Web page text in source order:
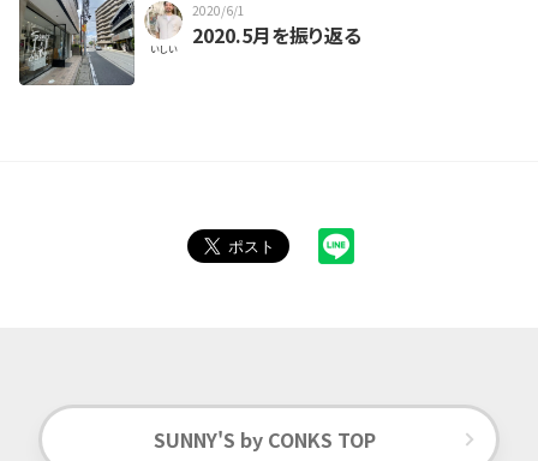
2020/6/1
2020.5月を振り返る
いしい
SUNNY'S by CONKS TOP